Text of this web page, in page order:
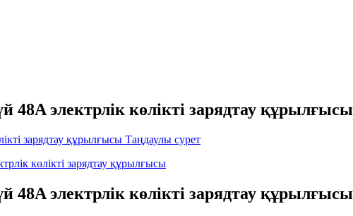
48A электрлік көлікті зарядтау құрылғысы
48A электрлік көлікті зарядтау құрылғысы